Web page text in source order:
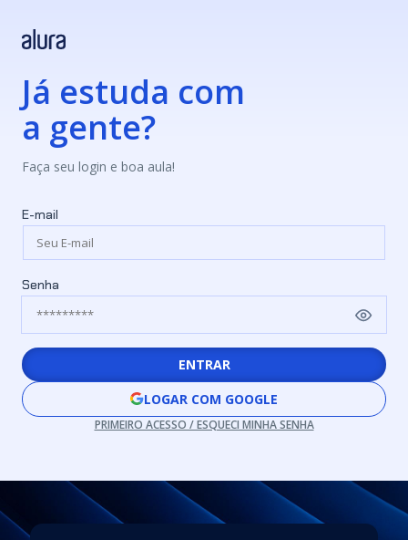
Já estuda com
a gente?
Faça seu login e boa aula!
E-mail
Senha
ENTRAR
LOGAR COM GOOGLE
PRIMEIRO ACESSO / ESQUECI MINHA SENHA